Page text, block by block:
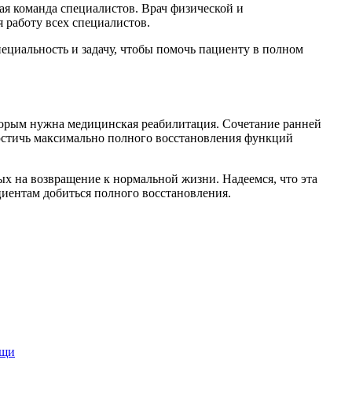
команда специалистов. Врач физической и
всех специалистов.
и задачу, чтобы помочь пациенту в полном
нужна медицинская реабилитация. Сочетание ранней
максимально полного восстановления функций
на возвращение к нормальной жизни. Надеемся, что эта
добиться полного восстановления.